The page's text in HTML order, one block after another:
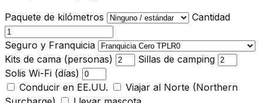
Paquete de kilómetros
Cantidad
Seguro y Franquicia
Kits de cama (personas)
Sillas de camping
Solis Wi-Fi (días)
Conducir en EE.UU.
Viajar al Norte (Northern